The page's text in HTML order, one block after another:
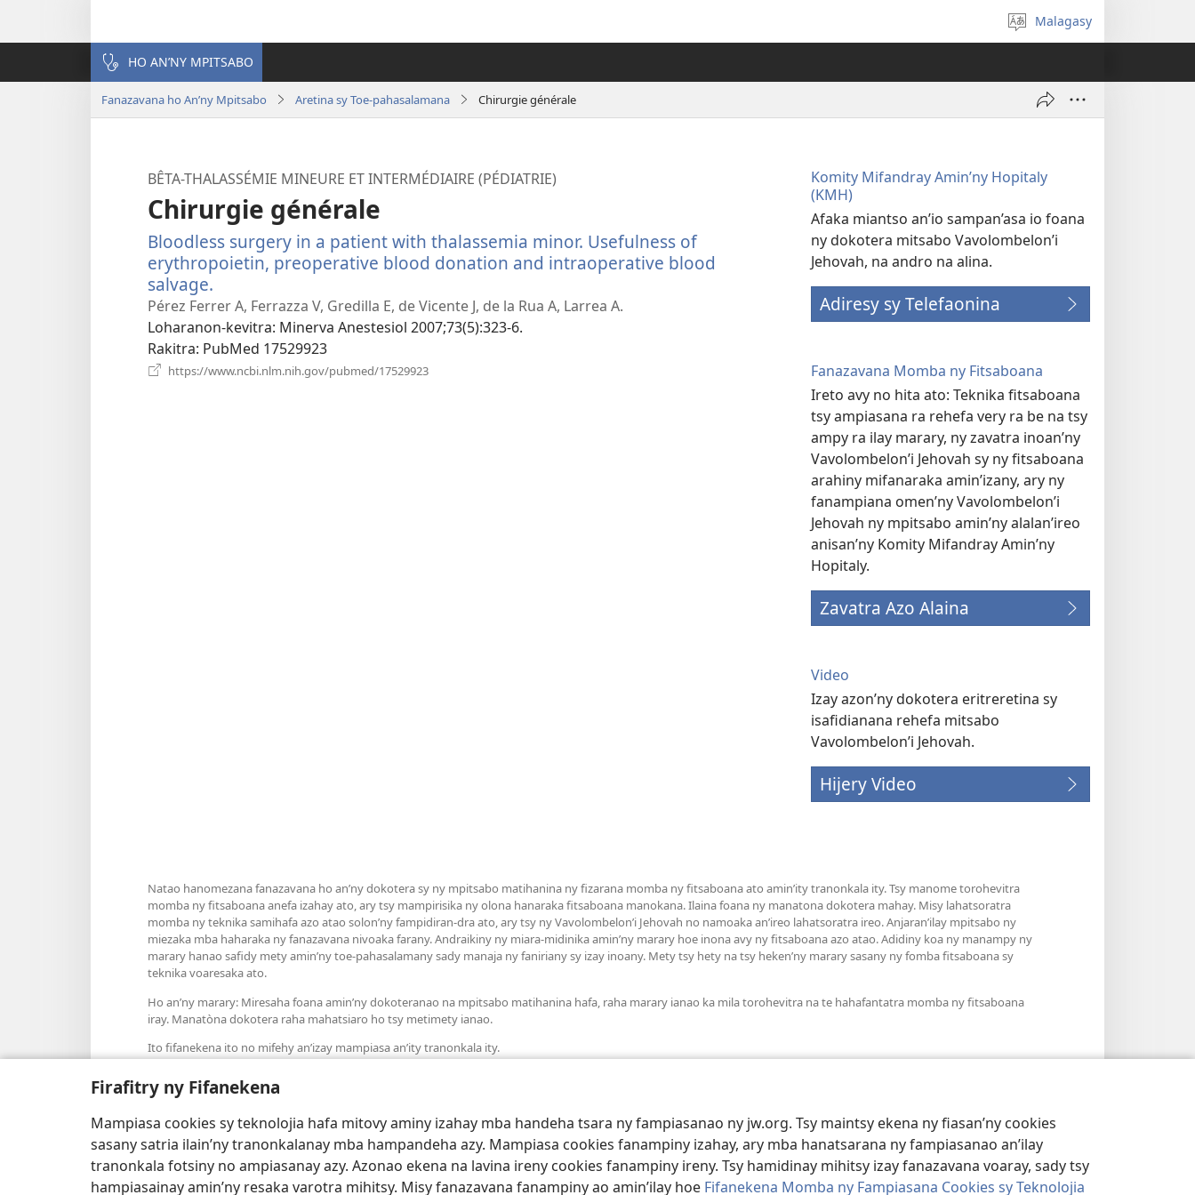
Firafitry ny Fifanekena
Mampiasa cookies sy teknolojia hafa mitovy aminy izahay mba handeha tsara ny fampiasanao ny jw.org. Tsy maintsy ekena ny fiasan’ny cookies
sasany satria ilain’ny tranonkalanay mba hampandeha azy. Mampiasa cookies fanampiny izahay, ary mba hanatsarana ny fampiasanao an’ilay
tranonkala fotsiny no ampiasanay azy. Azonao ekena na lavina ireny cookies fanampiny ireny. Tsy hamidinay mihitsy izay fanazavana voaray, sady tsy
hampiasainay amin’ny resaka varotra mihitsy. Misy fanazavana fanampiny ao amin’ilay hoe Fifanekena Momba ny Fampiasana Cookies sy Teknolojia
Hifidy
fiteny
Malagasy
HO AN’NY MPITSABO
Fanazavana ho An’ny Mpitsabo Aretina sy Toe-pahasalamana Chirurgie générale
BÊTA-THALASSÉMIE MINEURE ET INTERMÉDIAIRE (PÉDIATRIE)
Chirurgie générale
Bloodless surgery in a patient with thalassemia minor. Usefulness of
erythropoietin, preoperative blood donation and intraoperative blood
salvage.
rohy)
Pérez Ferrer A, Ferrazza V, Gredilla E, de Vicente J, de la Rua A, Larrea A.
Loharanon-kevitra‎: Minerva Anestesiol 2007;73(5):323-6.
Rakitra‎: PubMed 17529923
https://www.ncbi.nlm.nih.gov/pubmed/17529923
Komity Mifandray Amin’ny Hopitaly
(KMH)
Afaka miantso an’io sampan’asa io foana
ny dokotera mitsabo Vavolombelon’i
Jehovah, na andro na alina.
Adiresy sy Telefaonina
Fanazavana Momba ny Fitsaboana
Ireto avy no hita ato: Teknika fitsaboana
tsy ampiasana ra rehefa very ra be na tsy
ampy ra ilay marary, ny zavatra inoan’ny
Vavolombelon’i Jehovah sy ny fitsaboana
arahiny mifanaraka amin’izany, ary ny
fanampiana omen’ny Vavolombelon’i
Jehovah ny mpitsabo amin’ny alalan’ireo
anisan’ny Komity Mifandray Amin’ny
Hopitaly.
Zavatra Azo Alaina
Video
Izay azon’ny dokotera eritreretina sy
isafidianana rehefa mitsabo
Vavolombelon’i Jehovah.
Hijery Video
Natao hanomezana fanazavana ho an’ny dokotera sy ny mpitsabo matihanina ny fizarana momba ny fitsaboana ato amin’ity tranonkala ity. Tsy manome torohevitra
momba ny fitsaboana anefa izahay ato, ary tsy mampirisika ny olona hanaraka fitsaboana manokana. Ilaina foana ny manatona dokotera mahay. Misy lahatsoratra
momba ny teknika samihafa azo atao solon’ny fampidiran-dra ato, ary tsy ny Vavolombelon’i Jehovah no namoaka an’ireo lahatsoratra ireo. Anjaran’ilay mpitsabo ny
miezaka mba haharaka ny fanazavana nivoaka farany. Andraikiny ny miara-midinika amin’ny marary hoe inona avy ny fitsaboana azo atao. Adidiny koa ny manampy ny
marary hanao safidy mety amin’ny toe-pahasalamany sady manaja ny faniriany sy izay inoany. Mety tsy hety na tsy heken’ny marary sasany ny fomba fitsaboana sy
teknika voaresaka ato.
Ho an’ny marary: Miresaha foana amin’ny dokoteranao na mpitsabo matihanina hafa, raha marary ianao ka mila torohevitra na te hahafantatra momba ny fitsaboana
iray. Manatòna dokotera raha mahatsiaro ho tsy metimety ianao.
Ito fifanekena ito no mifehy an’izay mampiasa an’ity tranonkala ity.
Fisehony